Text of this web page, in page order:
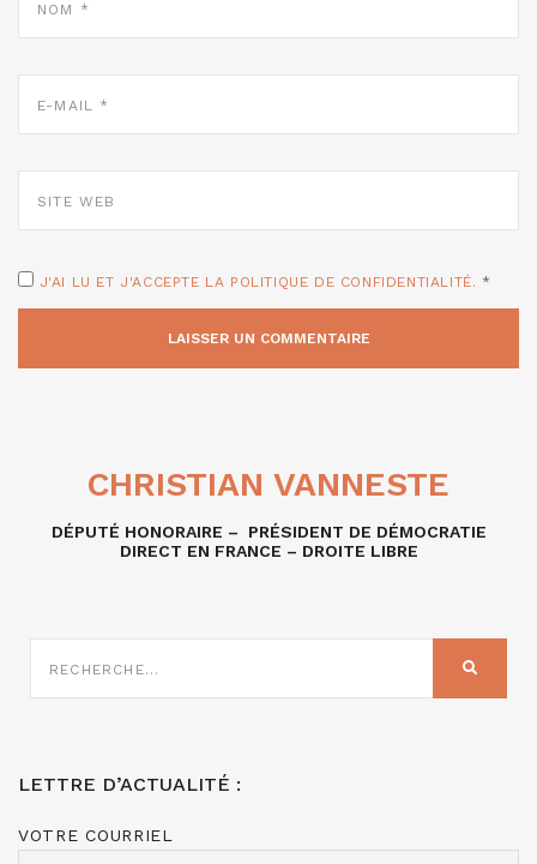
MAIL
WEB
J'AI LU ET J'ACCEPTE LA POLITIQUE DE CONFIDENTIALITÉ. *
CHRISTIAN VANNESTE
DÉPUTÉ HONORAIRE – PRÉSIDENT DE DÉMOCRATIE
DIRECT EN FRANCE – DROITE LIBRE
SUR
LETTRE D’ACTUALITÉ :
VOTRE COURRIEL